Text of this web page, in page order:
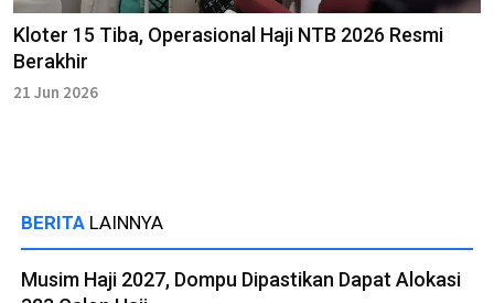
Kloter 15 Tiba, Operasional Haji NTB 2026 Resmi
Berakhir
21 Jun 2026
BERITA LAINNYA
Musim Haji 2027, Dompu Dipastikan Dapat Alokasi